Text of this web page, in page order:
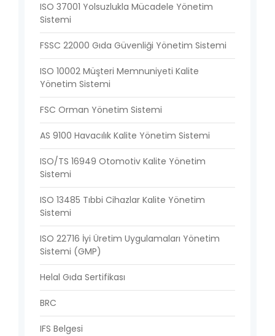
ISO 37001 Yolsuzlukla Mücadele Yönetim
Sistemi
FSSC 22000 Gıda Güvenliği Yönetim Sistemi
ISO 10002 Müşteri Memnuniyeti Kalite
Yönetim Sistemi
FSC Orman Yönetim Sistemi
AS 9100 Havacılık Kalite Yönetim Sistemi
ISO/TS 16949 Otomotiv Kalite Yönetim
Sistemi
ISO 13485 Tıbbi Cihazlar Kalite Yönetim
Sistemi
ISO 22716 İyi Üretim Uygulamaları Yönetim
Sistemi (GMP)
Helal Gıda Sertifikası
BRC
IFS Belgesi